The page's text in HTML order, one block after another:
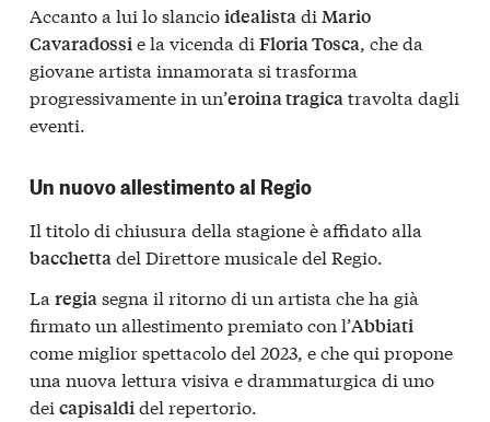
Accanto a lui lo slancioidealista di Mario
Cavaradossi e la vicenda di Floria Tosca , che da
giovane artista innamorata si trasforma
progressivamente in un’eroina tragica travolta dagli
eventi.
Un nuovo allestimento al Regio
Il titolo di chiusura della stagione è affidato alla
bacchettadel Direttore musicale del Regio.
La regiasegna il ritorno di un artista che ha già
firmato un allestimento premiato con l’Abbiati
come miglior spettacolo del 2023, e che qui propone
una nuova lettura visiva e drammaturgica di uno
dei capisaldidel repertorio.